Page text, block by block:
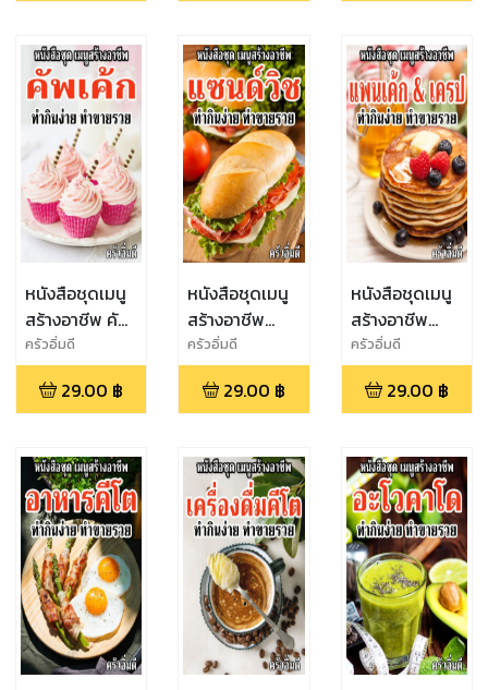
หนังสือชุดเมนู
สร้างอาชีพ คัพ
เค้ก ทำกินง่าย
ทำขายรวย
ครัวอิ่มดี
29.00 ฿
หนังสือชุดเมนู
สร้างอาชีพ
แซนด์วิช ทำกิน
ง่าย ทำขายรวย
ครัวอิ่มดี
29.00 ฿
หนังสือชุดเมนู
สร้างอาชีพ
แพนเค้ก&เครป
ทำกินง่าย ทำ
ขายรวย
ครัวอิ่มดี
29.00 ฿